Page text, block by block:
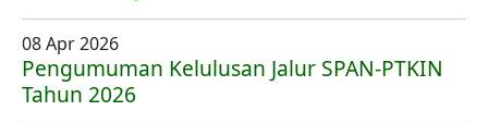
08 Apr 2026
Pengumuman Kelulusan Jalur SPAN-PTKIN
Tahun 2026